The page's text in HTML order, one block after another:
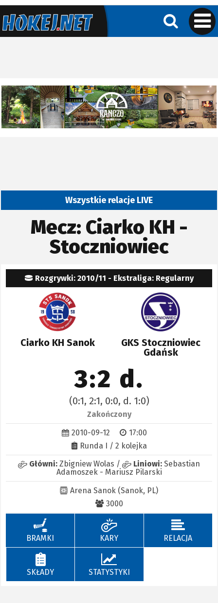
Wszystkie relacje LIVE
Mecz: Ciarko KH -
Stoczniowiec
Rozgrywki: 2010/11 - Ekstraliga: Regularny
Ciarko KH Sanok
3:2 d.
(0:1, 2:1, 0:0, d. 1:0)
Zakończony
GKS Stoczniowiec
Gdańsk
2010-09-12
17:00
Runda I / 2 kolejka
Główni: Zbigniew Wolas / Liniowi: Sebastian
Adamoszek - Mariusz Pilarski
Arena Sanok (Sanok, PL)
3000
BRAMKI KARY RELACJA
SKŁADY STATYSTYKI